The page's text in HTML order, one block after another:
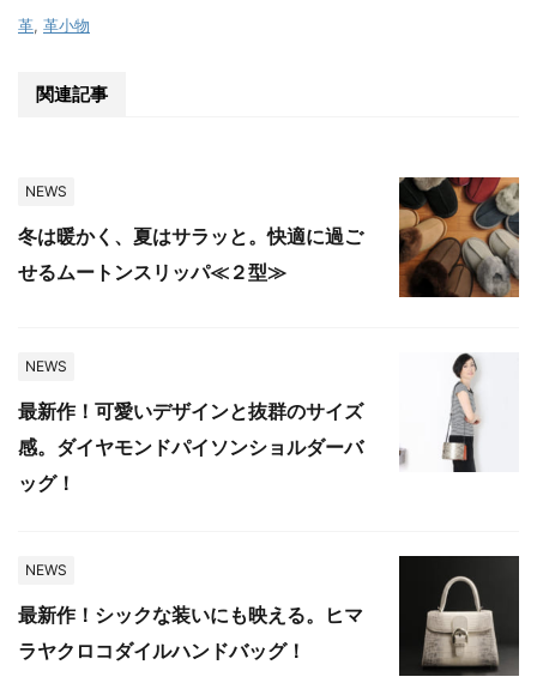
革, 革小物
関連記事
NEWS
冬は暖かく、夏はサラッと。快適に過ご
せるムートンスリッパ≪２型≫
NEWS
最新作！可愛いデザインと抜群のサイズ
感。ダイヤモンドパイソンショルダーバ
ッグ！
NEWS
最新作！シックな装いにも映える。ヒマ
ラヤクロコダイルハンドバッグ！